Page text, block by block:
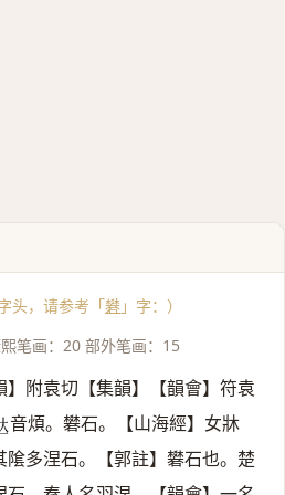
头，请参考「礬 」字：）
笔画：20 部外笔画：15
】附袁切【集韻】【韻會】符袁
音煩。礬石。【山海經】女牀
隂多涅石。【郭註】礬石也。楚